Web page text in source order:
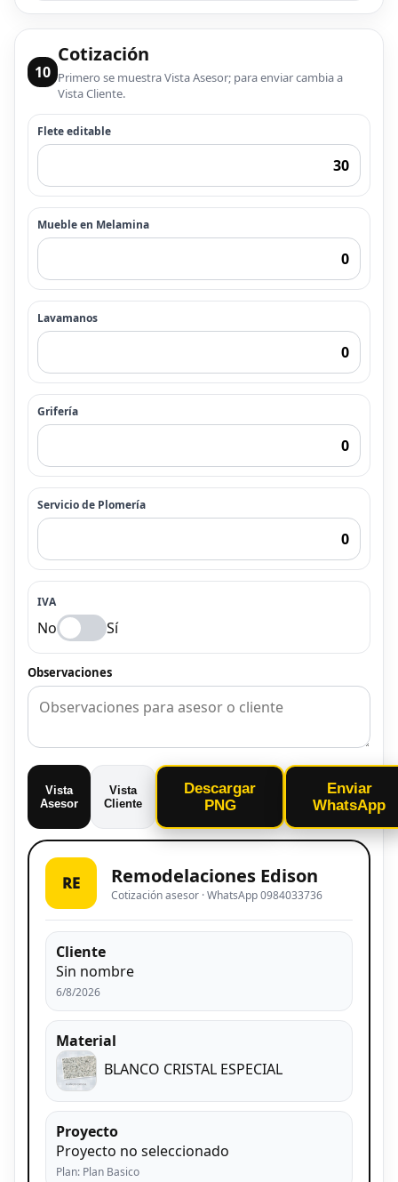
10
Cotización
Primero se muestra Vista Asesor; para enviar cambia a
Vista Cliente.
Flete editable
Mueble en Melamina
Lavamanos
Grifería
Servicio de Plomería
IVA
No Sí
Observaciones
Vista
Asesor
Vista
Cliente
Descargar
PNG
Enviar
WhatsApp
RE Remodelaciones Edison
Cotización asesor · WhatsApp 0984033736
Cliente
Sin nombre
6/8/2026
Material
BLANCO CRISTAL ESPECIAL
Proyecto
Proyecto no seleccionado
Plan: Plan Basico